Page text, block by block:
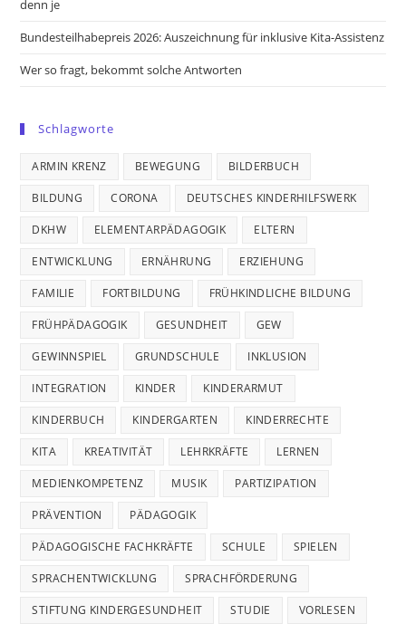
denn je
Bundesteilhabepreis 2026: Auszeichnung für inklusive Kita-Assistenz
Wer so fragt, bekommt solche Antworten
Schlagworte
ARMIN KRENZ BEWEGUNG BILDERBUCH
BILDUNG CORONA DEUTSCHES KINDERHILFSWERK
DKHW ELEMENTARPÄDAGOGIK ELTERN
ENTWICKLUNG ERNÄHRUNG ERZIEHUNG
FAMILIE FORTBILDUNG FRÜHKINDLICHE BILDUNG
FRÜHPÄDAGOGIK GESUNDHEIT GEW
GEWINNSPIEL GRUNDSCHULE INKLUSION
INTEGRATION KINDER KINDERARMUT
KINDERBUCH KINDERGARTEN KINDERRECHTE
KITA KREATIVITÄT LEHRKRÄFTE LERNEN
MEDIENKOMPETENZ MUSIK PARTIZIPATION
PRÄVENTION PÄDAGOGIK
PÄDAGOGISCHE FACHKRÄFTE SCHULE SPIELEN
SPRACHENTWICKLUNG SPRACHFÖRDERUNG
STIFTUNG KINDERGESUNDHEIT STUDIE VORLESEN